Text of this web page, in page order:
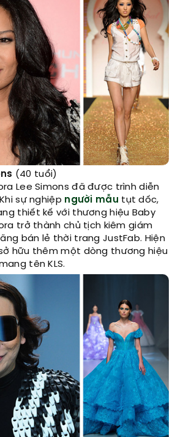
(40 tuổi)
Lee Simons đã được trình diễn
sự nghiệp người mẫu tụt dốc,
thiết kế với thương hiệu Baby
trở thành chủ tịch kiêm giám
bán lẻ thời trang JustFab. Hiện
hữu thêm một dòng thương hiệu
tên KLS.